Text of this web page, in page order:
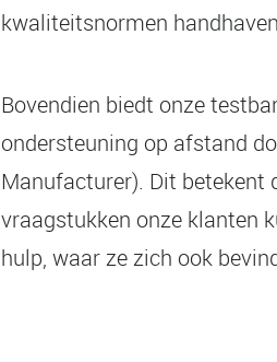
kwaliteitsnormen
Bovendien biedt onze
ondersteuning op afstand
Manufacturer). Dit betekent
vraagstukken onze klanten
hulp, waar ze zich ook